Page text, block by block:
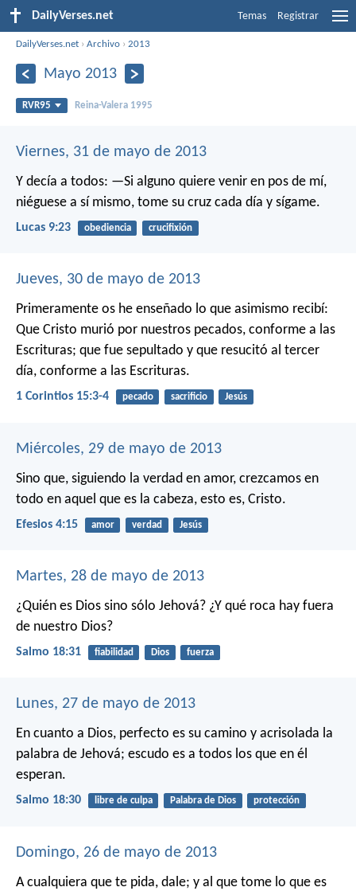
DailyVerses.net Temas Registrar
DailyVerses.net ›Archivo ›2013
Mayo 2013
RVR95 Reina-Valera 1995
Viernes, 31 de mayo de 2013
Y decía a todos: —Si alguno quiere venir en pos de mí,
niéguese a sí mismo, tome su cruz cada día y sígame.
Lucas 9:23 obediencia crucifixión
Jueves, 30 de mayo de 2013
Primeramente os he enseñado lo que asimismo recibí:
Que Cristo murió por nuestros pecados, conforme a las
Escrituras; que fue sepultado y que resucitó al tercer
día, conforme a las Escrituras.
1 Corintios 15:3-4 pecado sacrificio Jesús
Miércoles, 29 de mayo de 2013
Sino que, siguiendo la verdad en amor, crezcamos en
todo en aquel que es la cabeza, esto es, Cristo.
Efesios 4:15 amor verdad Jesús
Martes, 28 de mayo de 2013
¿Quién es Dios sino sólo Jehová? ¿Y qué roca hay fuera
de nuestro Dios?
Salmo 18:31 fiabilidad Dios fuerza
Lunes, 27 de mayo de 2013
En cuanto a Dios, perfecto es su camino y acrisolada la
palabra de Jehová; escudo es a todos los que en él
esperan.
Salmo 18:30 libre de culpa Palabra de Dios protección
Domingo, 26 de mayo de 2013
A cualquiera que te pida, dale; y al que tome lo que es